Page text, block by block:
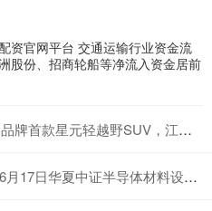
资官网平台 交通运输行业资金流
股份、招商轮船等净流入资金居前
野SUV，江铃福特烈马新能源版申报信息曝光
材料设备主题ETF基金跌0.48%，份额增加100万份